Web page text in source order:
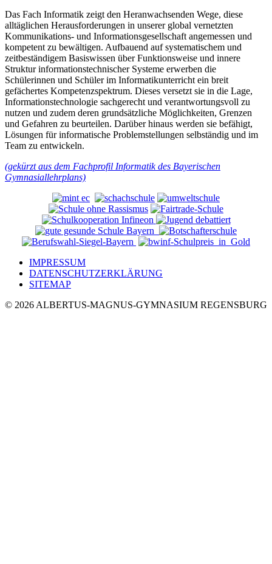
Das Fach Informatik zeigt den Heranwachsenden Wege, diese
alltäglichen Herausforderungen in unserer global vernetzten
Kommunikations- und Informationsgesellschaft angemessen und
kompetent zu bewältigen. Aufbauend auf systematischem und
zeitbeständigem Basiswissen über Funktionsweise und innere
Struktur informationstechnischer Systeme erwerben die
Schülerinnen und Schüler im Informatikunterricht ein breit
gefächertes Kompetenzspektrum. Dieses versetzt sie in die Lage,
Informationstechnologie sachgerecht und verantwortungsvoll zu
nutzen und zudem deren grundsätzliche Möglichkeiten, Grenzen
und Gefahren zu beurteilen. Darüber hinaus werden sie befähigt,
Lösungen für informatische Problemstellungen selbständig und im
Team zu entwickeln.
(gekürzt aus dem Fachprofil Informatik des Bayerischen
Gymnasiallehrplans)
IMPRESSUM
DATENSCHUTZERKLÄRUNG
SITEMAP
© 2026 ALBERTUS-MAGNUS-GYMNASIUM REGENSBURG